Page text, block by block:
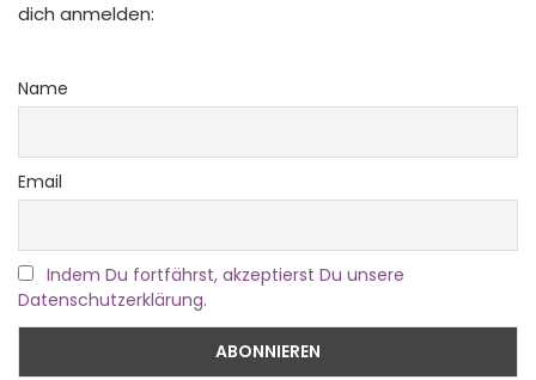
dich anmelden:
Name
Email
Indem Du fortfährst, akzeptierst Du unsere
Datenschutzerklärung.